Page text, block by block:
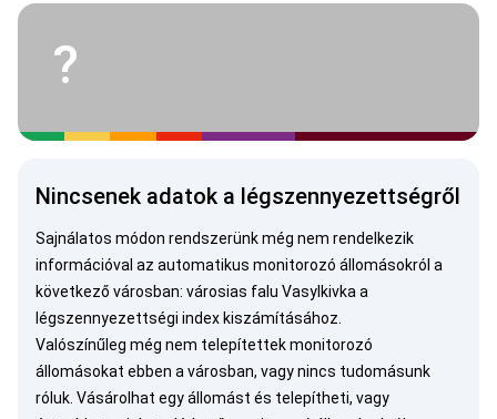
?
Nincsenek adatok a légszennyezettségről
Sajnálatos módon rendszerünk még nem rendelkezik
információval az automatikus monitorozó állomásokról a
következő városban: városias falu Vasylkivka a
légszennyezettségi index kiszámításához.
Valószínűleg még nem telepítettek monitorozó
állomásokat ebben a városban, vagy nincs tudomásunk
róluk. Vásárolhat egy állomást és telepítheti, vagy